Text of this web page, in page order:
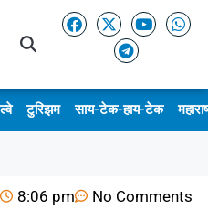
टुरिझम साय-टेक-हाय-टेक
8:06 pm
No Comments